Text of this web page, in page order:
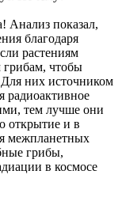
Анализ показал,
благодаря
растениям
грибам, чтобы
них источником
радиоактивное
тем лучше они
открытие и в
межпланетных
грибы,
в космосе